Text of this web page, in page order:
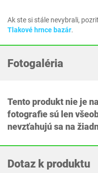
Ak ste si stále nevybrali,
Tlakové hrnce bazár.
Fotogaléria
Tento produkt nie je
fotografie sú len
nevzťahujú sa na
Dotaz k produktu